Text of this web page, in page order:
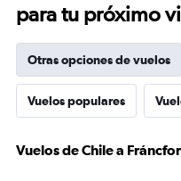
para tu próximo
Otras opciones de vuelos
Vuelos populares
Vuelos de Chile a